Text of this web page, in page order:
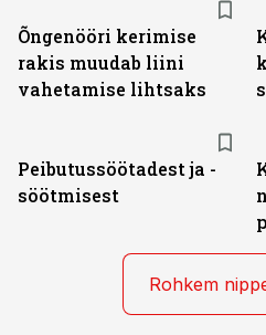
Õngenööri kerimise
rakis muudab liini
vahetamise lihtsaks
Peibutussöötadest ja -
söötmisest
Rohkem